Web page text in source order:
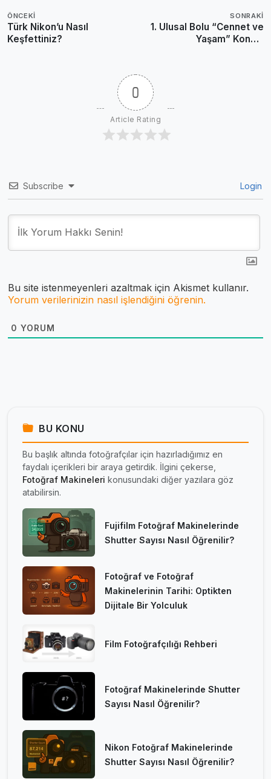
ÖNCEKI
Türk Nikon’u Nasıl
Keşfettiniz?
SONRAKI
1. Ulusal Bolu “Cennet ve
Yaşam” Konulu
0
Article Rating
Subscribe Login
Bu site istenmeyenleri azaltmak için Akismet kullanır.
Yorum verilerinizin nasıl işlendiğini öğrenin.
0 YORUM
BU KONU
Bu başlık altında fotoğrafçılar için hazırladığımız en
faydalı içerikleri bir araya getirdik. İlgini çekerse,
Fotoğraf Makineleri konusundaki diğer yazılara göz
atabilirsin.
Fujifilm Fotoğraf Makinelerinde
Shutter Sayısı Nasıl Öğrenilir?
Fotoğraf ve Fotoğraf
Makinelerinin Tarihi: Optikten
Dijitale Bir Yolculuk
Film Fotoğrafçılığı Rehberi
Fotoğraf Makinelerinde Shutter
Sayısı Nasıl Öğrenilir?
Nikon Fotoğraf Makinelerinde
Shutter Sayısı Nasıl Öğrenilir?